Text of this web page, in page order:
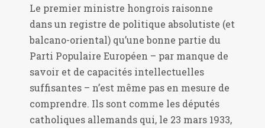
Le premier ministre hongrois raisonne
dans un registre de politique absolutiste (et
balcano-oriental) qu’une bonne partie du
Parti Populaire Européen – par manque de
savoir et de capacités intellectuelles
suffisantes – n’est même pas en mesure de
comprendre. Ils sont comme les députés
catholiques allemands qui, le 23 mars 1933,